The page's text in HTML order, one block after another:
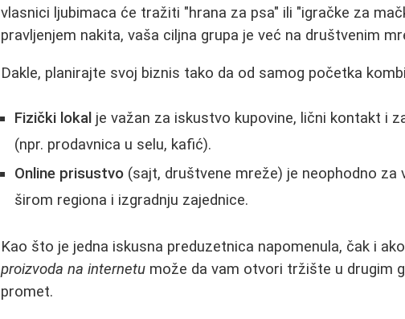
vlasnici ljubimaca će tražiti "hrana za psa" ili "igračke za
pravljenjem nakita, vaša ciljna grupa je već na društvenim
Dakle, planirajte svoj biznis tako da od samog početka
Fizički lokal je važan za iskustvo kupovine, lični kontakt i
(npr. prodavnica u selu, kafić).
Online prisustvo (sajt, društvene mreže) je neophodno za
širom regiona i izgradnju zajednice.
Kao što je jedna iskusna preduzetnica napomenula, čak i
proizvoda na internetu može da vam otvori tržište u drugim
promet.